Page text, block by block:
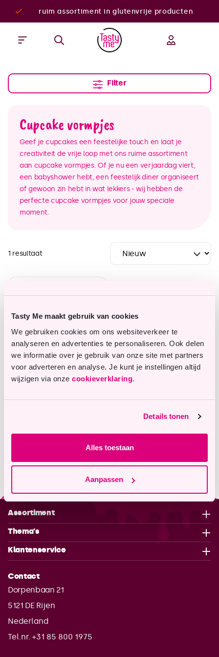
Tasty Me maakt gebruik van cookies
We gebruiken cookies om ons websiteverkeer te
analyseren en advertenties te personaliseren. Ook delen
we informatie over je gebruik van onze site met partners
voor adverteren en analyse. Je kunt je instellingen altijd
wijzigen via onze cookieverklaring.
Details tonen
Alles toestaan
Aanpassen
ruim assortiment in glutenvrije producten
Filter
Cupcake vormpjes
Geef je cupcakes een feestelijke touch en laat je
creativiteit de vrije loop met ons ruime assortiment
aan cupcake vormpjes. Of je nu een verjaardag viert,
een babyshower hebt, een feestelijk diner organiseert
of gewoon zin hebt in wat lekkers - wij hebben de
perfecte cupcake vormpjes voor jouw speciale
moment.
1 resultaat
Cupcake Cups -
Assortiment
Thema's
Klantenservice
Contact
Dorpenbaan 21
5121 DE Rijen
Nederland
Tel.nr. +31 85 800 1975